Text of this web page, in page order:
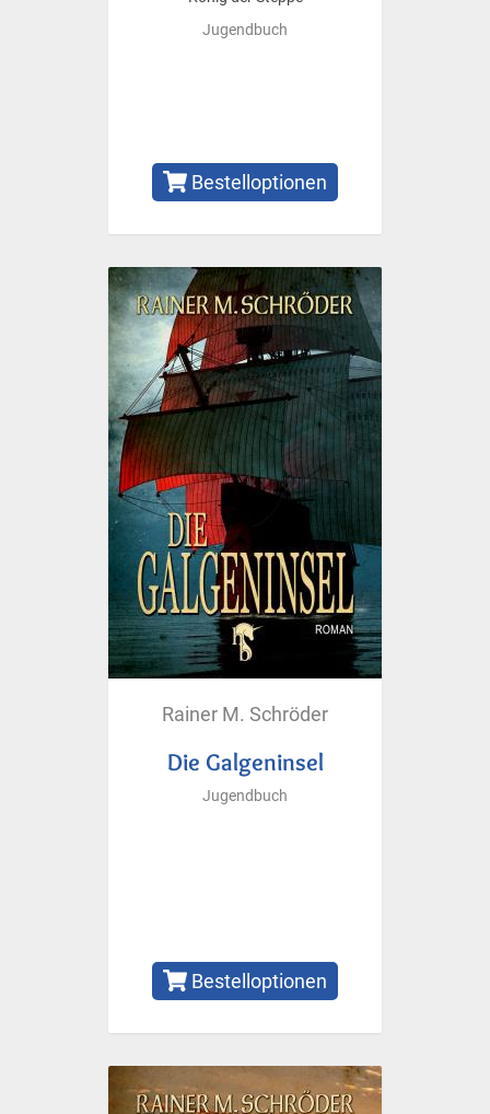
Jugendbuch
Bestelloptionen
Rainer M. Schröder
Die Galgeninsel
Jugendbuch
Bestelloptionen